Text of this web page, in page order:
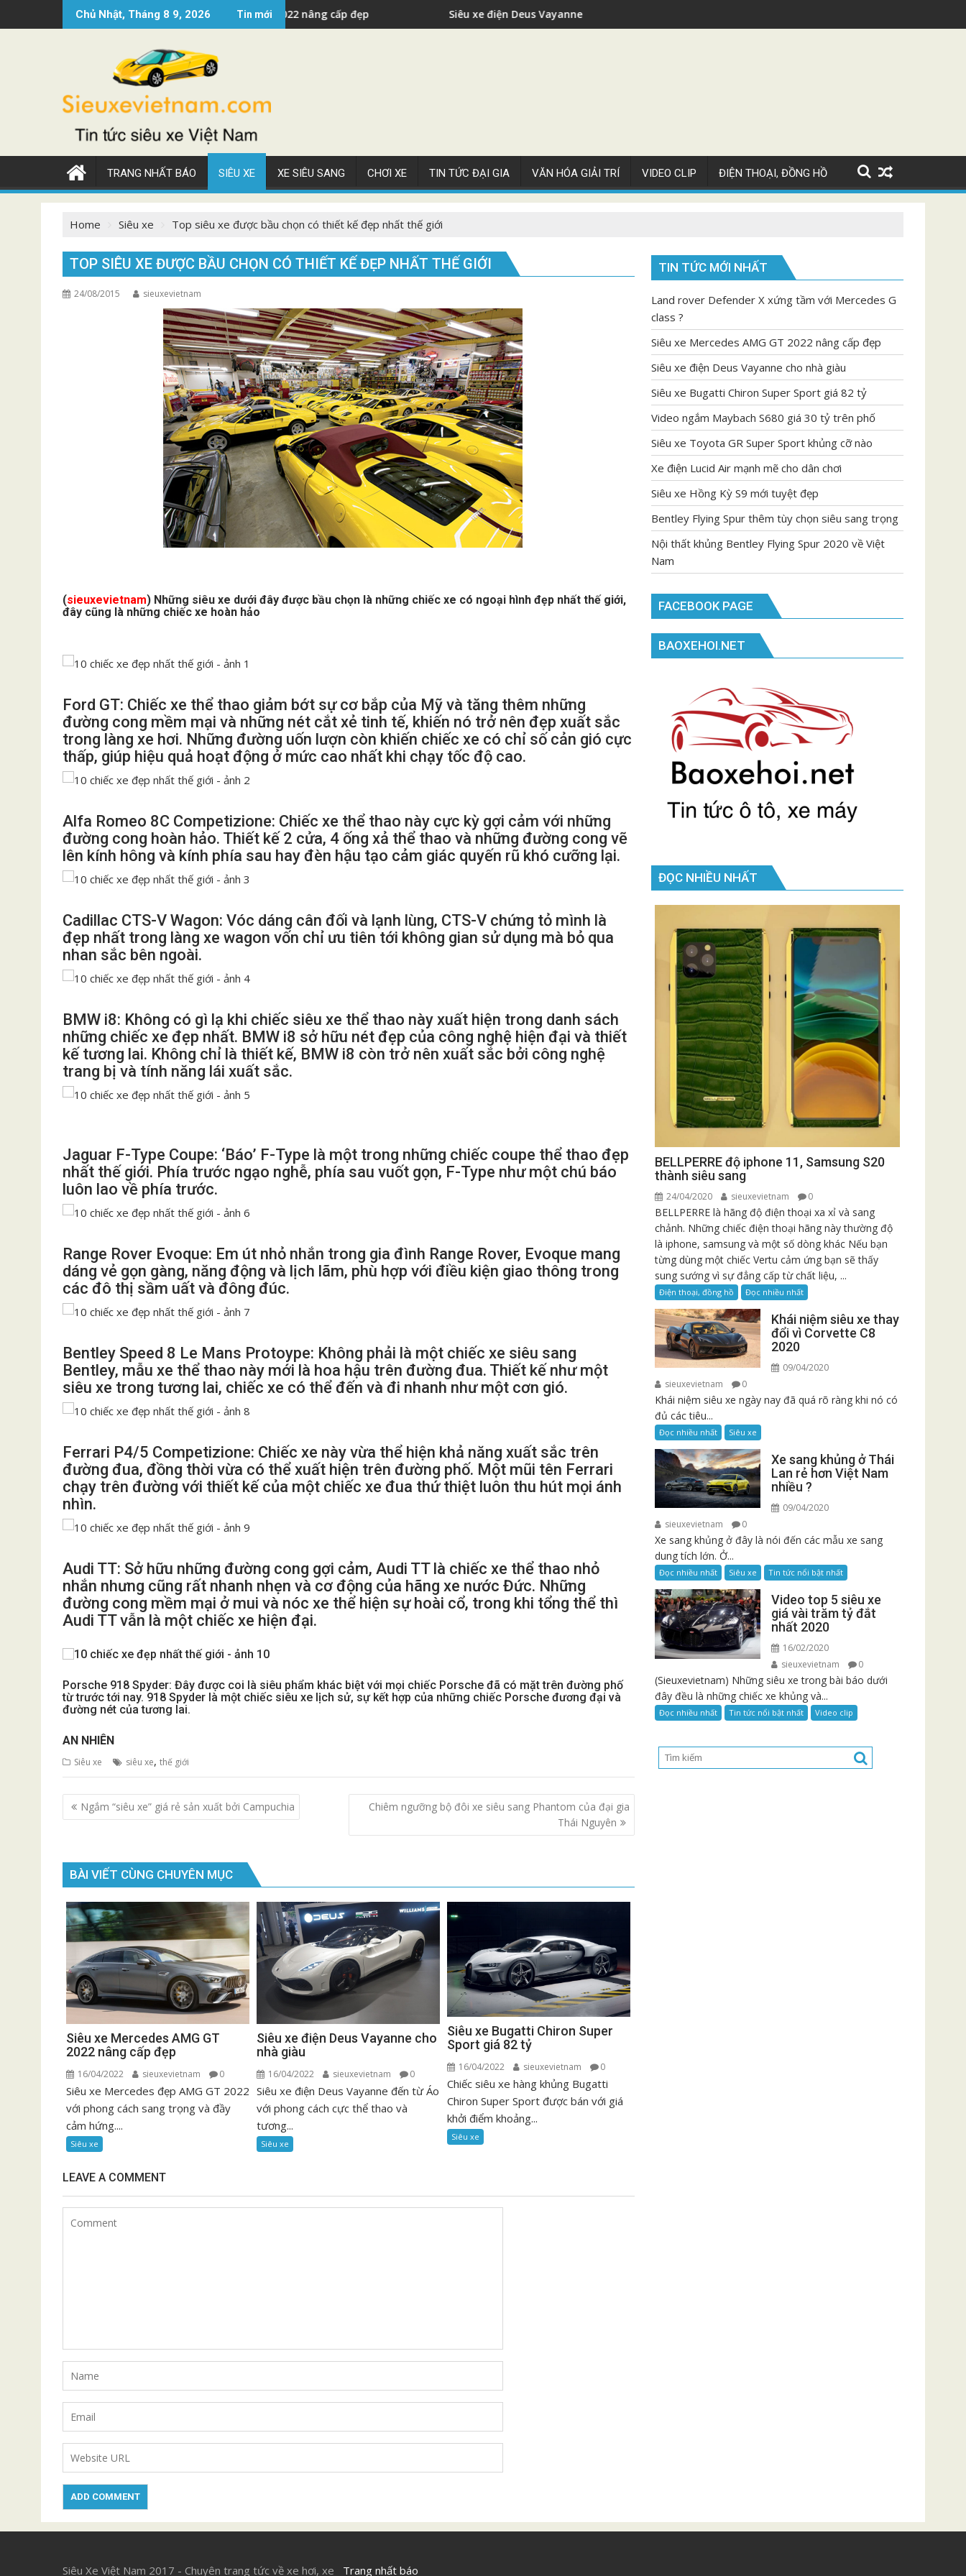
to
Chủ Nhật, Tháng 8 9, 2026 Tin mới
Siêu xe Mercedes AMG GT 2022 nâng cấp đẹp Siêu xe điện Deus Vayanne cho nhà giàu
TRANG NHẤT BÁO SIÊU XE XE SIÊU SANG CHƠI XE TIN TỨC ĐẠI GIA VĂN HÓA GIẢI TRÍ VIDEO CLIP ĐIỆN THOẠI, ĐỒNG HỒ
Home Siêu xe Top siêu xe được bầu chọn có thiết kế đẹp nhất thế giới
TOP SIÊU XE ĐƯỢC BẦU CHỌN CÓ THIẾT KẾ ĐẸP NHẤT THẾ GIỚI
24/08/2015 sieuxevietnam
(sieuxevietnam) Những siêu xe dưới đây được bầu chọn là những chiếc xe có ngoại hình đẹp nhất thế giới,
đây cũng là những chiếc xe hoàn hảo
Ford GT: Chiếc xe thể thao giảm bớt sự cơ bắp của Mỹ và tăng thêm những
đường cong mềm mại và những nét cắt xẻ tinh tế, khiến nó trở nên đẹp xuất sắc
trong làng xe hơi. Những đường uốn lượn còn khiến chiếc xe có chỉ số cản gió cực
thấp, giúp hiệu quả hoạt động ở mức cao nhất khi chạy tốc độ cao.
Alfa Romeo 8C Competizione: Chiếc xe thể thao này cực kỳ gợi cảm với những
đường cong hoàn hảo. Thiết kế 2 cửa, 4 ống xả thể thao và những đường cong vẽ
lên kính hông và kính phía sau hay đèn hậu tạo cảm giác quyến rũ khó cưỡng lại.
Cadillac CTS-V Wagon: Vóc dáng cân đối và lạnh lùng, CTS-V chứng tỏ mình là
đẹp nhất trong làng xe wagon vốn chỉ ưu tiên tới không gian sử dụng mà bỏ qua
nhan sắc bên ngoài.
BMW i8: Không có gì lạ khi chiếc siêu xe thể thao này xuất hiện trong danh sách
những chiếc xe đẹp nhất. BMW i8 sở hữu nét đẹp của công nghệ hiện đại và thiết
kế tương lai. Không chỉ là thiết kế, BMW i8 còn trở nên xuất sắc bởi công nghệ
trang bị và tính năng lái xuất sắc.
Jaguar F-Type Coupe: ‘Báo’ F-Type là một trong những chiếc coupe thể thao đẹp
nhất thế giới. Phía trước ngạo nghễ, phía sau vuốt gọn, F-Type như một chú báo
luôn lao về phía trước.
Range Rover Evoque: Em út nhỏ nhắn trong gia đình Range Rover, Evoque mang
dáng vẻ gọn gàng, năng động và lịch lãm, phù hợp với điều kiện giao thông trong
các đô thị sầm uất và đông đúc.
Bentley Speed 8 Le Mans Protoype: Không phải là một chiếc xe siêu sang
Bentley, mẫu xe thể thao này mới là hoa hậu trên đường đua. Thiết kế như một
siêu xe trong tương lai, chiếc xe có thể đến và đi nhanh như một cơn gió.
Ferrari P4/5 Competizione: Chiếc xe này vừa thể hiện khả năng xuất sắc trên
đường đua, đồng thời vừa có thể xuất hiện trên đường phố. Một mũi tên Ferrari
chạy trên đường với thiết kế của một chiếc xe đua thứ thiệt luôn thu hút mọi ánh
nhìn.
Audi TT: Sở hữu những đường cong gợi cảm, Audi TT là chiếc xe thể thao nhỏ
nhắn nhưng cũng rất nhanh nhẹn và cơ động của hãng xe nước Đức. Những
đường cong mềm mại ở mui và nóc xe thể hiện sự hoài cổ, trong khi tổng thể thì
Audi TT vẫn là một chiếc xe hiện đại.
Porsche 918 Spyder: Đây được coi là siêu phẩm khác biệt với mọi chiếc Porsche đã có mặt trên đường phố
từ trước tới nay. 918 Spyder là một chiếc siêu xe lịch sử, sự kết hợp của những chiếc Porsche đương đại và
đường nét của tương lai.
AN NHIÊN
Siêu xe siêu xe, thế giới
Điều
hướng
viết
Ngắm “siêu xe” giá rẻ sản xuất bởi Campuchia
Chiêm ngưỡng bộ đôi xe siêu sang Phantom của đại gia
Thái Nguyên
BÀI VIẾT CÙNG CHUYÊN MỤC
Siêu xe Mercedes AMG GT
2022 nâng cấp đẹp
16/04/2022 sieuxevietnam 0
Siêu xe Mercedes đẹp AMG GT 2022
với phong cách sang trọng và đầy
cảm hứng....
Siêu xe
Siêu xe điện Deus Vayanne cho
nhà giàu
16/04/2022 sieuxevietnam 0
Siêu xe điện Deus Vayanne đến từ Áo
với phong cách cực thể thao và
tương...
Siêu xe
Siêu xe Bugatti Chiron Super
Sport giá 82 tỷ
16/04/2022 sieuxevietnam 0
Chiếc siêu xe hàng khủng Bugatti
Chiron Super Sport được bán với giá
khởi điểm khoảng...
Siêu xe
LEAVE A COMMENT
TIN TỨC MỚI NHẤT
Land rover Defender X xứng tầm với Mercedes G
class ?
Siêu xe Mercedes AMG GT 2022 nâng cấp đẹp
Siêu xe điện Deus Vayanne cho nhà giàu
Siêu xe Bugatti Chiron Super Sport giá 82 tỷ
Video ngắm Maybach S680 giá 30 tỷ trên phố
Siêu xe Toyota GR Super Sport khủng cỡ nào
Xe điện Lucid Air mạnh mẽ cho dân chơi
Siêu xe Hồng Kỳ S9 mới tuyệt đẹp
Bentley Flying Spur thêm tùy chọn siêu sang trọng
Nội thất khủng Bentley Flying Spur 2020 về Việt
Nam
FACEBOOK PAGE
BAOXEHOI.NET
ĐỌC NHIỀU NHẤT
BELLPERRE độ iphone 11, Samsung S20
thành siêu sang
24/04/2020 sieuxevietnam 0
BELLPERRE là hãng độ điện thoại xa xỉ và sang
chảnh. Những chiếc điện thoại hãng này thường độ
là iphone, samsung và một số dòng khác Nếu bạn
từng dùng một chiếc Vertu cảm ứng bạn sẽ thấy
sung sướng vì sự đẳng cấp từ chất liệu, ...
Điện thoại, đồng hồ Đọc nhiều nhất
Khái niệm siêu xe thay
đổi vì Corvette C8
2020
09/04/2020
sieuxevietnam
0
Khái niệm siêu xe ngày nay đã quá rõ ràng khi nó có
đủ các tiêu...
Đọc nhiều nhất Siêu xe
Xe sang khủng ở Thái
Lan rẻ hơn Việt Nam
nhiều ?
09/04/2020
sieuxevietnam
0
Xe sang khủng ở đây là nói đến các mẫu xe sang
dung tích lớn. Ở...
Đọc nhiều nhất Siêu xe Tin tức nổi bật nhất
Video top 5 siêu xe
giá vài trăm tỷ đắt
nhất 2020
16/02/2020
sieuxevietnam
0
(Sieuxevietnam) Những siêu xe trong bài báo dưới
đây đều là những chiếc xe khủng và...
Đọc nhiều nhất Tin tức nổi bật nhất Video clip
Siêu Xe Việt Nam 2017 - Chuyên trang tức về xe hơi, xe Trang nhất báo